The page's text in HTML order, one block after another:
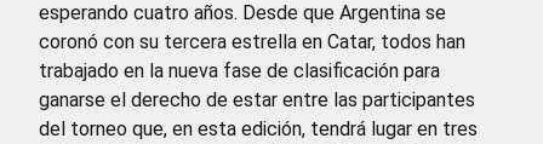
esperando cuatro años. Desde que Argentina se
coronó con su tercera estrella en Catar, todos han
trabajado en la nueva fase de clasificación para
ganarse el derecho de estar entre las participantes
del torneo que, en esta edición, tendrá lugar en tres